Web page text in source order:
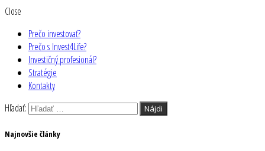
Close
Prečo investovať?
Prečo s Invest4Life?
Investičný profesionál?
Stratégie
Kontakty
Hľadať:
Najnovšie články